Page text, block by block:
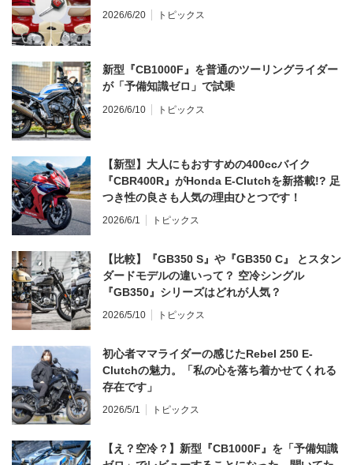
2026/6/20 トピックス
新型『CB1000F』を普通のツーリングライダー
が「予備知識ゼロ」で試乗
2026/6/10 トピックス
【新型】大人にもおすすめの400ccバイク
『CBR400R』がHonda E-Clutchを新搭載!? 足
つき性の良さも人気の理由ひとつです！
2026/6/1 トピックス
【比較】『GB350 S』や『GB350 C』 とスタン
ダードモデルの違いって？ 空冷シングル
『GB350』シリーズはどれが人気？
2026/5/10 トピックス
初心者ママライダーの感じたRebel 250 E-
Clutchの魅力。「私の心を落ち着かせてくれる
存在です」
2026/5/1 トピックス
【え？空冷？】新型『CB1000F』を「予備知識